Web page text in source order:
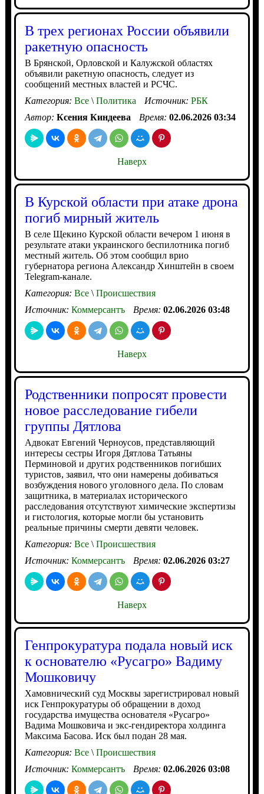
В трех регионах России объявили
ракетную опасность
В Брянской, Орловской и Калужской областях
объявили ракетную опасность, следует из
сообщений местных властей и РСЧС.
Категория: Все\Политика Источник: РБК
Автор: Ксения Киндеева Время: 02.06.2026 03:34
Наверх
В Курской области при атаке дрона
погиб мирный житель
В селе Щекино Курской области вечером 1 июня в
результате атаки украинского беспилотника погиб
местный житель. Об этом сообщил врио
губернатора региона Александр Хинштейн в своем
Telegram-канале.
Категория: Все\Происшествия
Источник: Коммерсантъ Время: 02.06.2026 03:48
Наверх
Родственники попросят провести
новое расследование гибели
группы Дятлова
Адвокат Евгений Черноусов, представляющий
интересы сестры Игоря Дятлова Татьяны
Перминовой и других родственников погибших
туристов, заявил, что они намерены добиваться
возбуждения нового уголовного дела. По словам
защитника, в материалах исторического
расследования отсутствуют химические экспертизы
и гистология, которые могли бы установить
реальные причины смерти девяти человек.
Категория: Все\Происшествия
Источник: Коммерсантъ Время: 02.06.2026 03:27
Наверх
Генпрокуратура подала новый иск
к основателю «Русагро» Вадиму
Мошковичу
Хамовнический суд Москвы зарегистрировал новый
иск Генпрокуратуры об обращении в доход
государства имущества основателя «Русагро»
Вадима Мошковича и экс-гендиректора холдинга
Максима Басова. Иск был подан 28 мая.
Категория: Все\Происшествия
Источник: Коммерсантъ Время: 02.06.2026 03:08